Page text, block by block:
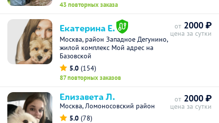
43 повторных заказа
Екатерина Е.
Москва, район Западное Дегунино,
жилой комплекс Мой адрес на
Базовской
5.0 (154)
87 повторных заказов
от 2000 ₽
цена за сутки
Елизавета Л.
Москва, Ломоносовский район
5.0 (78)
от 2000 ₽
цена за сутки